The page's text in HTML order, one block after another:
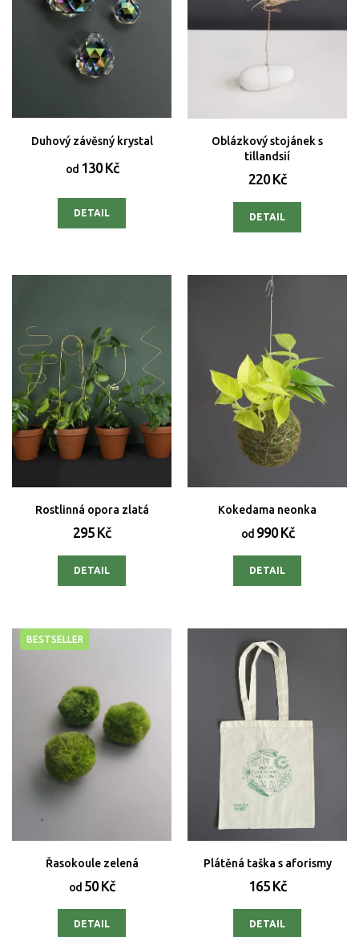
Duhový závěsný krystal
od130 Kč
DETAIL
Oblázkový stojánek s
tillandsií
220 Kč
DETAIL
Rostlinná opora zlatá
295 Kč
DETAIL
Kokedama neonka
od990 Kč
DETAIL
BESTSELLER
Řasokoule zelená
od 50 Kč
DETAIL
Plátěná taška s aforismy
165 Kč
DETAIL